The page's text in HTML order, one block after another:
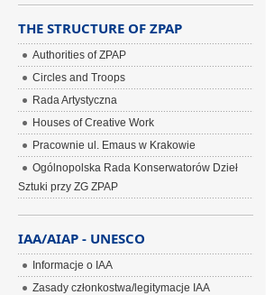
THE STRUCTURE OF ZPAP
Authorities of ZPAP
Circles and Troops
Rada Artystyczna
Houses of Creative Work
Pracownie ul. Emaus w Krakowie
Ogólnopolska Rada Konserwatorów Dzieł
Sztuki przy ZG ZPAP
IAA/AIAP - UNESCO
Informacje o IAA
Zasady członkostwa/legitymacje IAA